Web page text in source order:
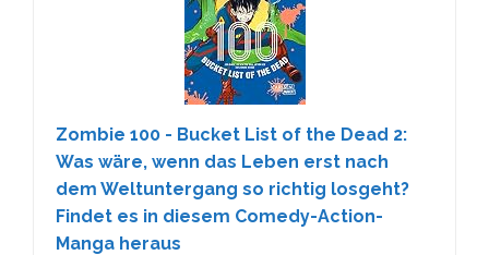
Zombie 100 - Bucket List of the Dead 2:
Was wäre, wenn das Leben erst nach
dem Weltuntergang so richtig losgeht?
Findet es in diesem Comedy-Action-
Manga heraus